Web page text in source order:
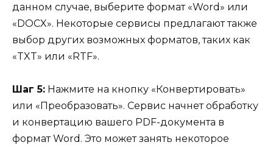
данном случае, выберите формат «Word» или
«DOCX». Некоторые сервисы предлагают также
выбор других возможных форматов, таких как
«TXT» или «RTF».
Шаг 5: Нажмите на кнопку «Конвертировать»
или «Преобразовать». Сервис начнет обработку
и конвертацию вашего PDF-документа в
формат Word. Это может занять некоторое